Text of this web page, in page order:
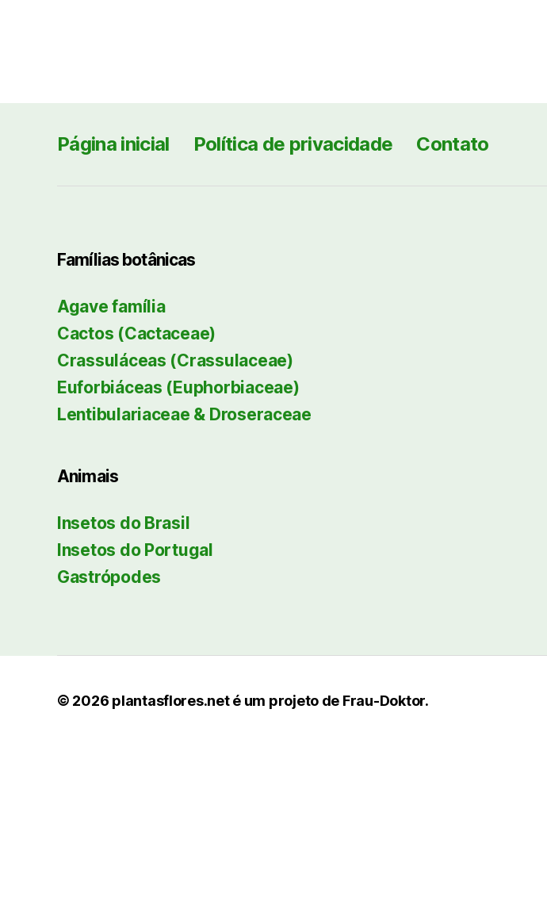
Página inicial Política de privacidade Contato
Famílias botânicas
Agave família
Cactos (Cactaceae)
Crassuláceas (Crassulaceae)
Euforbiáceas (Euphorbiaceae)
Lentibulariaceae & Droseraceae
Animais
Insetos do Brasil
Insetos do Portugal
Gastrópodes
© 2026 plantasflores.net é um projeto de Frau-Doktor.